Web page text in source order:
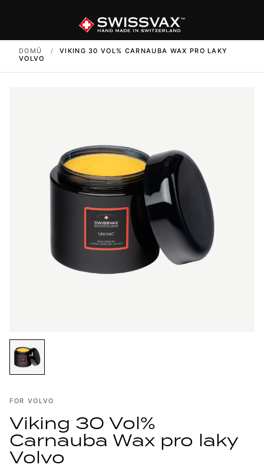
DOMŮ /
VIKING 30 VOL% CARNAUBA WAX PRO LAKY
VOLVO
FOR VOLVO
Viking 30 Vol%
Carnauba Wax pro laky
Volvo